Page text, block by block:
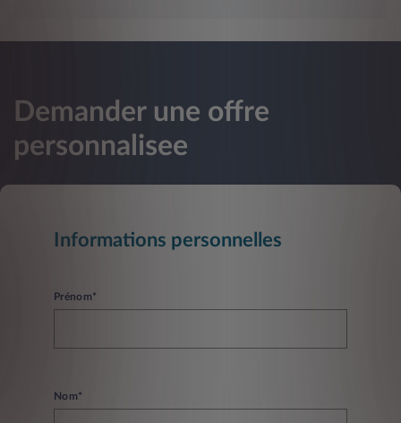
Demander une offre
personnalisee
Informations personnelles
Prénom*
Nom*